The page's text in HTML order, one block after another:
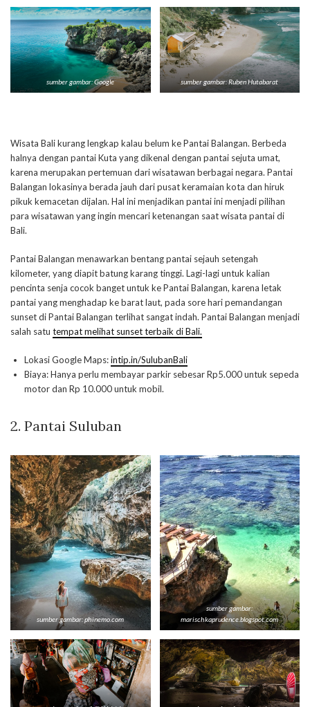
sumber gambar: Google sumber gambar: Ruben Hutabarat
Wisata Bali kurang lengkap kalau belum ke Pantai Balangan. Berbeda
halnya dengan pantai Kuta yang dikenal dengan pantai sejuta umat,
karena merupakan pertemuan dari wisatawan berbagai negara. Pantai
Balangan lokasinya berada jauh dari pusat keramaian kota dan hiruk
pikuk kemacetan dijalan. Hal ini menjadikan pantai ini menjadi pilihan
para wisatawan yang ingin mencari ketenangan saat wisata pantai di
Bali.
Pantai Balangan menawarkan bentang pantai sejauh setengah
kilometer, yang diapit batung karang tinggi. Lagi-lagi untuk kalian
pencinta senja cocok banget untuk ke Pantai Balangan, karena letak
pantai yang menghadap ke barat laut, pada sore hari pemandangan
sunset di Pantai Balangan terlihat sangat indah. Pantai Balangan menjadi
salah satu tempat melihat sunset terbaik di Bali.
Lokasi Google Maps:intip.in/SulubanBali
Biaya: Hanya perlu membayar parkir sebesar Rp5.000 untuk sepeda
motor dan Rp 10.000 untuk mobil.
2. Pantai Suluban
sumber gambar: phinemo.com
sumber gambar:
marischkaprudence.blogspot.com